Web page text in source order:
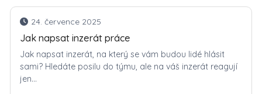
24. července 2025
Jak napsat inzerát práce
Jak napsat inzerát, na který se vám budou lidé hlásit
sami? Hledáte posilu do týmu, ale na váš inzerát reagují
jen...